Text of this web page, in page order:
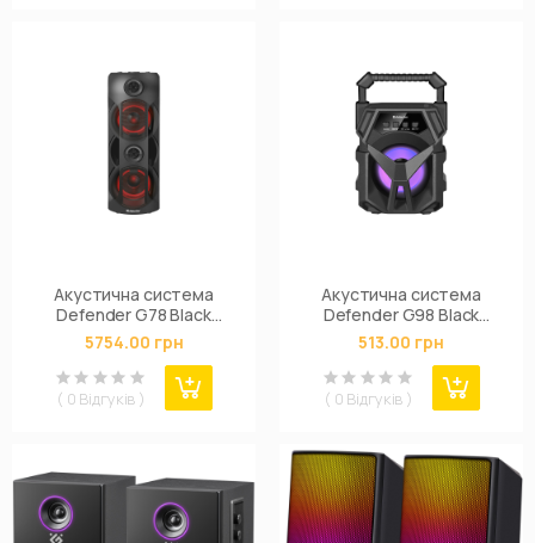
Акустична система
Defender G78 Black
(65178)
5754.00 грн
( 0 Відгуків )
Акустична система
Defender G98 Black
(65098)
513.00 грн
( 0 Відгуків )